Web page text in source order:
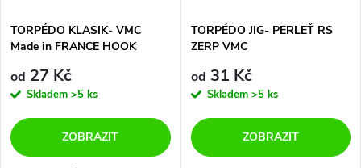
p
r
o
s
p
r
o
TORPÉDO KLASIK- VMC
Made in FRANCE HOOK
od 27 Kč
Skladem >5 ks
ZOBRAZIT
TORPÉDO JIG- PERLEŤ RS
ZERP VMC
od 31 Kč
Skladem >5 ks
ZOBRAZIT